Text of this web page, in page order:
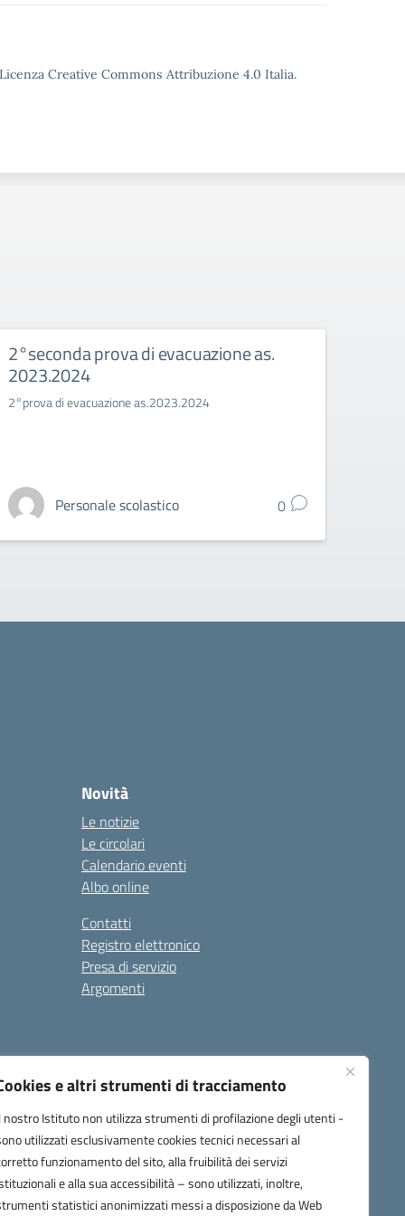
e altri strumenti di tracciamento
nostro Istituto non utilizza strumenti di profilazione degli utenti -
utilizzati esclusivamente cookies tecnici necessari al
funzionamento del sito, alla fruibilità dei servizi
e alla sua accessibilità – sono utilizzati, inoltre,
statistici anonimizzati messi a disposizione da Web
Creative Commons Attribuzione 4.0 Italia.
2°seconda prova di evacuazione as.
2023.2024
2°prova di evacuazione as.2023.2024
Personale scolastico 0
Novità
Le notizie
Le circolari
Calendario eventi
Albo online
Contatti
Registro elettronico
Presa di servizio
Argomenti